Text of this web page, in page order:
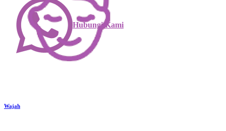
Hubungi Kami
Wajah